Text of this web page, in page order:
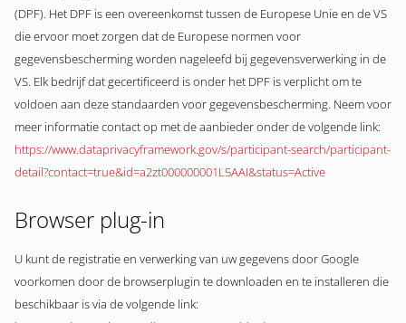
(DPF). Het DPF is een overeenkomst tussen de Europese Unie en de VS
die ervoor moet zorgen dat de Europese normen voor
gegevensbescherming worden nageleefd bij gegevensverwerking in de
VS. Elk bedrijf dat gecertificeerd is onder het DPF is verplicht om te
voldoen aan deze standaarden voor gegevensbescherming. Neem voor
meer informatie contact op met de aanbieder onder de volgende link:
https://www.dataprivacyframework.gov/s/participant-search/participant-
detail?contact=true&id=a2zt000000001L5AAI&status=Active
Browser plug-in
U kunt de registratie en verwerking van uw gegevens door Google
voorkomen door de browserplugin te downloaden en te installeren die
beschikbaar is via de volgende link: